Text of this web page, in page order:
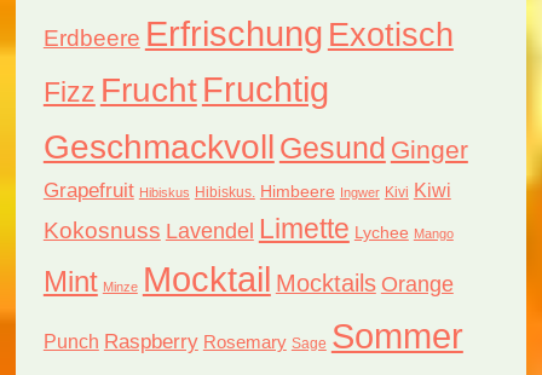
Erdbeere Erfrischung Exotisch
Fizz FruchtFruchtig
Geschmackvoll Gesund Ginger
Grapefruit Hibiskus Hibiskus. Himbeere Ingwer Kivi Kiwi
Kokosnuss Lavendel Limette Lychee Mango
Mint Minze Mocktail Mocktails Orange
Punch Raspberry Rosemary Sage Sommer